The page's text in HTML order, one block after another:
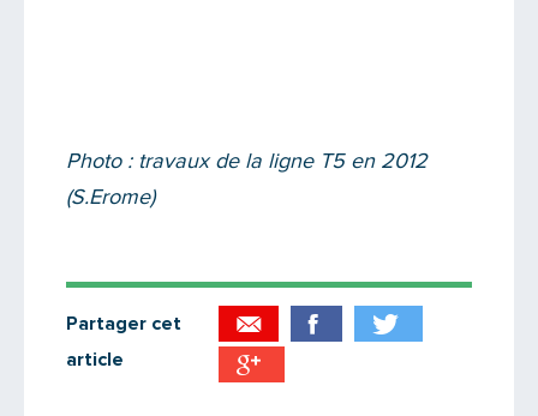
Photo : travaux de la ligne T5 en 2012
(S.Erome)
Partager cet
article